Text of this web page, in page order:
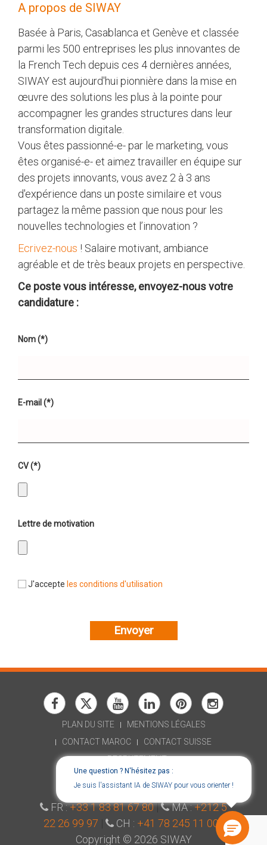
A propos de SIWAY
Basée à Paris, Casablanca et Genève et classée
parmi les 500 entreprises les plus innovantes de
la French Tech depuis ces 4 dernières années,
SIWAY est aujourd'hui pionnière dans la mise en
œuvre des solutions les plus à la pointe pour
accompagner les grandes structures dans leur
transformation digitale.
Vous êtes passionné-e- par le marketing, vous
êtes organisé-e- et aimez travailler en équipe sur
des projets innovants, vous avez 2 à 3 ans
d'expérience dans un poste similaire et vous
partagez la même passion que nous pour les
nouvelles technologies et l’innovation ?
Ecrivez-nous ! Salaire motivant, ambiance
agréable et de très beaux projets en perspective.
Ce poste vous intéresse, envoyez-nous votre
candidature :
Nom (*)
E-mail (*)
CV (*)
Lettre de motivation
J'accepte les conditions d'utilisation
Envoyer
Une question ? N'hésitez pas :
Je suis l'assistant IA de SIWAY pour vous orienter !
PLAN DU SITE
MENTIONS LÉGALES
CONTACT MAROC
CONTACT SUISSE
RECRUTEMENT
DÉCLARATION D'ACCESSIBILITÉ
FR :+33 1 83 81 67 80| MA :+212 5
22 26 99 97
CH : +41 78 245 11 00
Copyright © 2026 SIWAY